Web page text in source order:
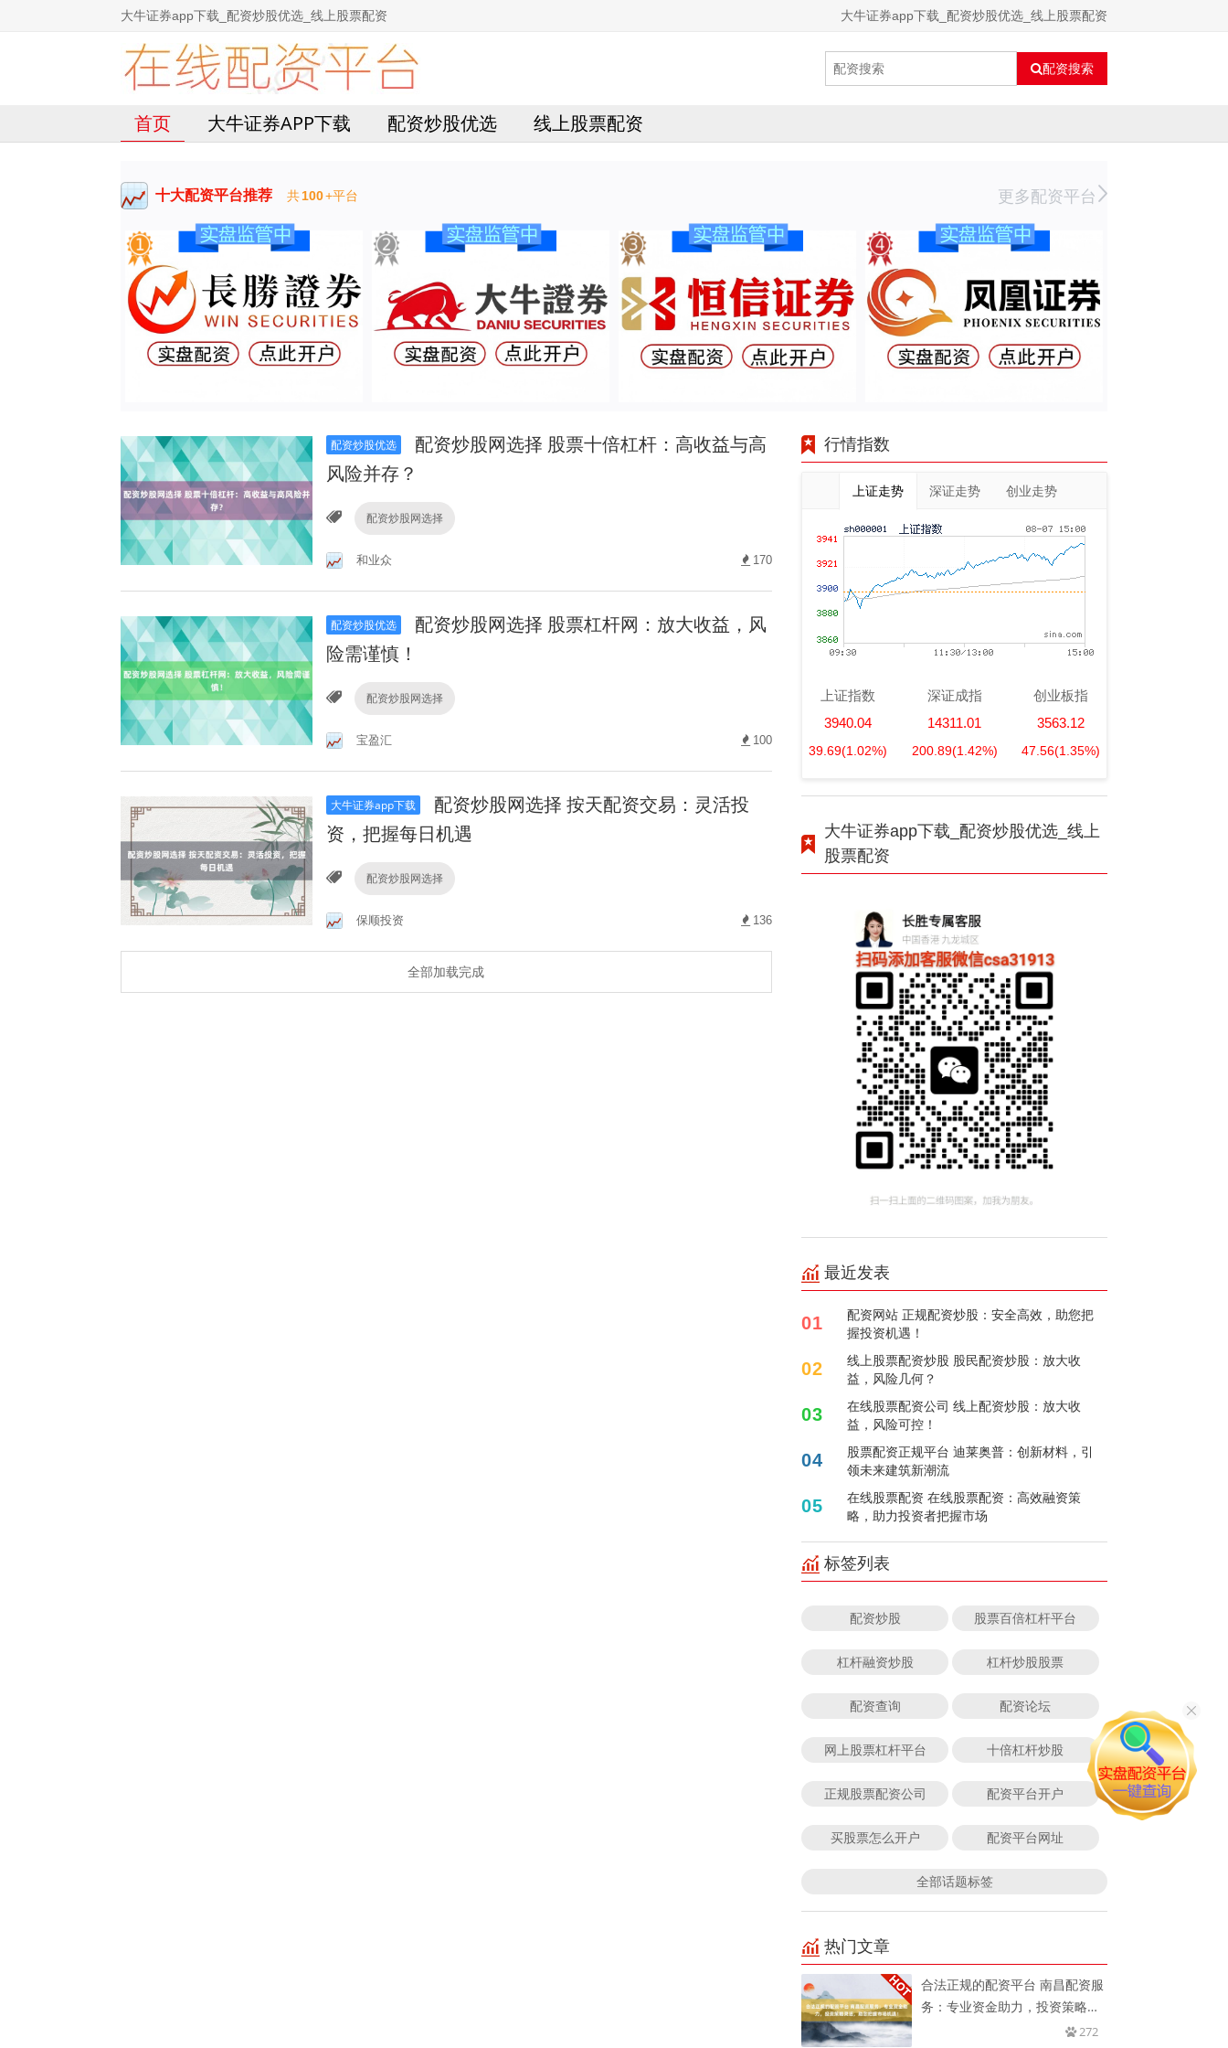
大牛证券app下载_配资炒股优选_线上股票配资 大牛证券app下载_配资炒股优选_线上股票配资
配资搜索
首页 大牛证券APP下载 配资炒股优选 线上股票配资
十大配资平台推荐 共100+平台 更多配资平台
配资炒股优选
配资炒股网选择 股票十倍杠杆：高收益与高
风险并存？
配资炒股网选择
和业众 170
配资炒股优选
配资炒股网选择 股票杠杆网：放大收益，风
险需谨慎！
配资炒股网选择
宝盈汇 100
大牛证券app下载
配资炒股网选择 按天配资交易：灵活投
资，把握每日机遇
配资炒股网选择
保顺投资 136
全部加载完成
行情指数
上证走势 深证走势 创业走势
上证指数
3940.04
39.69(1.02%)
深证成指
14311.01
200.89(1.42%)
创业板指
3563.12
47.56(1.35%)
大牛证券app下载_配资炒股优选_线上
股票配资
最近发表
01
配资网站 正规配资炒股：安全高效，助您把
握投资机遇！
02
线上股票配资炒股 股民配资炒股：放大收
益，风险几何？
03
在线股票配资公司 线上配资炒股：放大收
益，风险可控！
04
股票配资正规平台 迪莱奥普：创新材料，引
领未来建筑新潮流
05
在线股票配资 在线股票配资：高效融资策
略，助力投资者把握市场
标签列表
配资炒股 股票百倍杠杆平台
杠杆融资炒股 杠杆炒股股票
配资查询 配资论坛
网上股票杠杆平台 十倍杠杆炒股
正规股票配资公司 配资平台开户
买股票怎么开户 配资平台网址
全部话题标签
热门文章
合法正规的配资平台 南昌配资服
务：专业资金助力，投资策略灵
272